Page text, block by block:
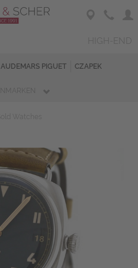
AUDEMARS PIGUET CZAPEK